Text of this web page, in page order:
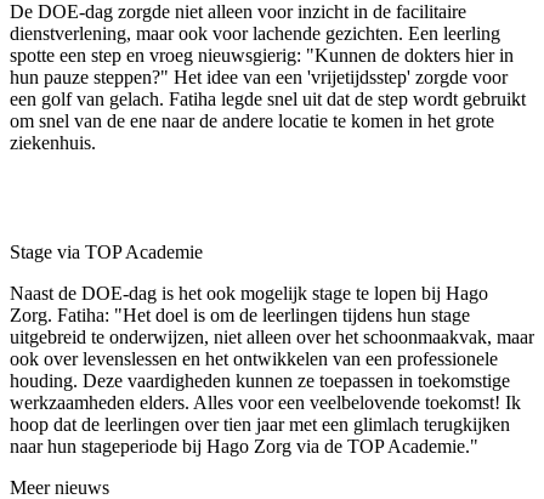
De DOE-dag zorgde niet alleen voor inzicht in de facilitaire
dienstverlening, maar ook voor lachende gezichten. Een leerling
spotte een step en vroeg nieuwsgierig: "Kunnen de dokters hier in
hun pauze steppen?" Het idee van een 'vrijetijdsstep' zorgde voor
een golf van gelach. Fatiha legde snel uit dat de step wordt gebruikt
om snel van de ene naar de andere locatie te komen in het grote
ziekenhuis.
Stage via TOP Academie
Naast de DOE-dag is het ook mogelijk stage te lopen bij Hago
Zorg. Fatiha: "Het doel is om de leerlingen tijdens hun stage
uitgebreid te onderwijzen, niet alleen over het schoonmaakvak, maar
ook over levenslessen en het ontwikkelen van een professionele
houding. Deze vaardigheden kunnen ze toepassen in toekomstige
werkzaamheden elders. Alles voor een veelbelovende toekomst! Ik
hoop dat de leerlingen over tien jaar met een glimlach terugkijken
naar hun stageperiode bij Hago Zorg via de TOP Academie."
Meer nieuws